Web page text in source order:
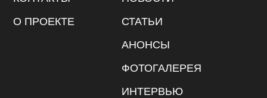
О ПРОЕКТЕ
СТАТЬИ
АНОНСЫ
ФОТОГАЛЕРЕЯ
ИНТЕРВЬЮ